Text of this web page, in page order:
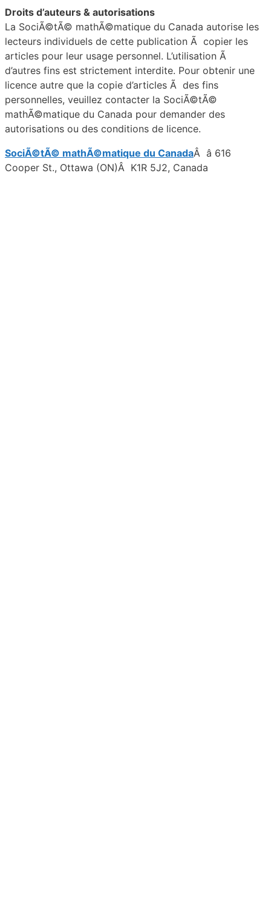
Droits d’auteurs & autorisations
La SociÃ©tÃ© mathÃ©matique du Canada autorise les
lecteurs individuels de cette publication Ã copier les
articles pour leur usage personnel. L’utilisation Ã
d’autres fins est strictement interdite. Pour obtenir une
licence autre que la copie d’articles Ã des fins
personnelles, veuillez contacter la SociÃ©tÃ©
mathÃ©matique du Canada pour demander des
autorisations ou des conditions de licence.
SociÃ©tÃ© mathÃ©matique du CanadaÂ â 616
Cooper St., Ottawa (ON)Â K1R 5J2, Canada